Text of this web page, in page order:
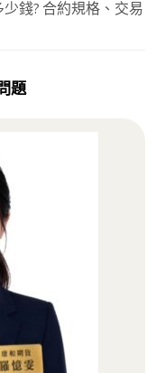
錢? 合約規格、交易
題